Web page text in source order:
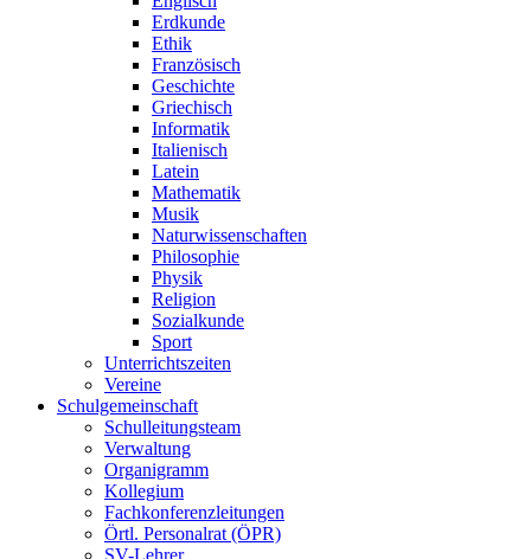
Erdkunde
Ethik
Französisch
Geschichte
Griechisch
Informatik
Italienisch
Latein
Mathematik
Musik
Naturwissenschaften
Philosophie
Physik
Religion
Sozialkunde
Sport
Unterrichtszeiten
Vereine
Schulgemeinschaft
Schulleitungsteam
Verwaltung
Organigramm
Kollegium
Fachkonferenzleitungen
Örtl. Personalrat (ÖPR)
SV-Lehrer